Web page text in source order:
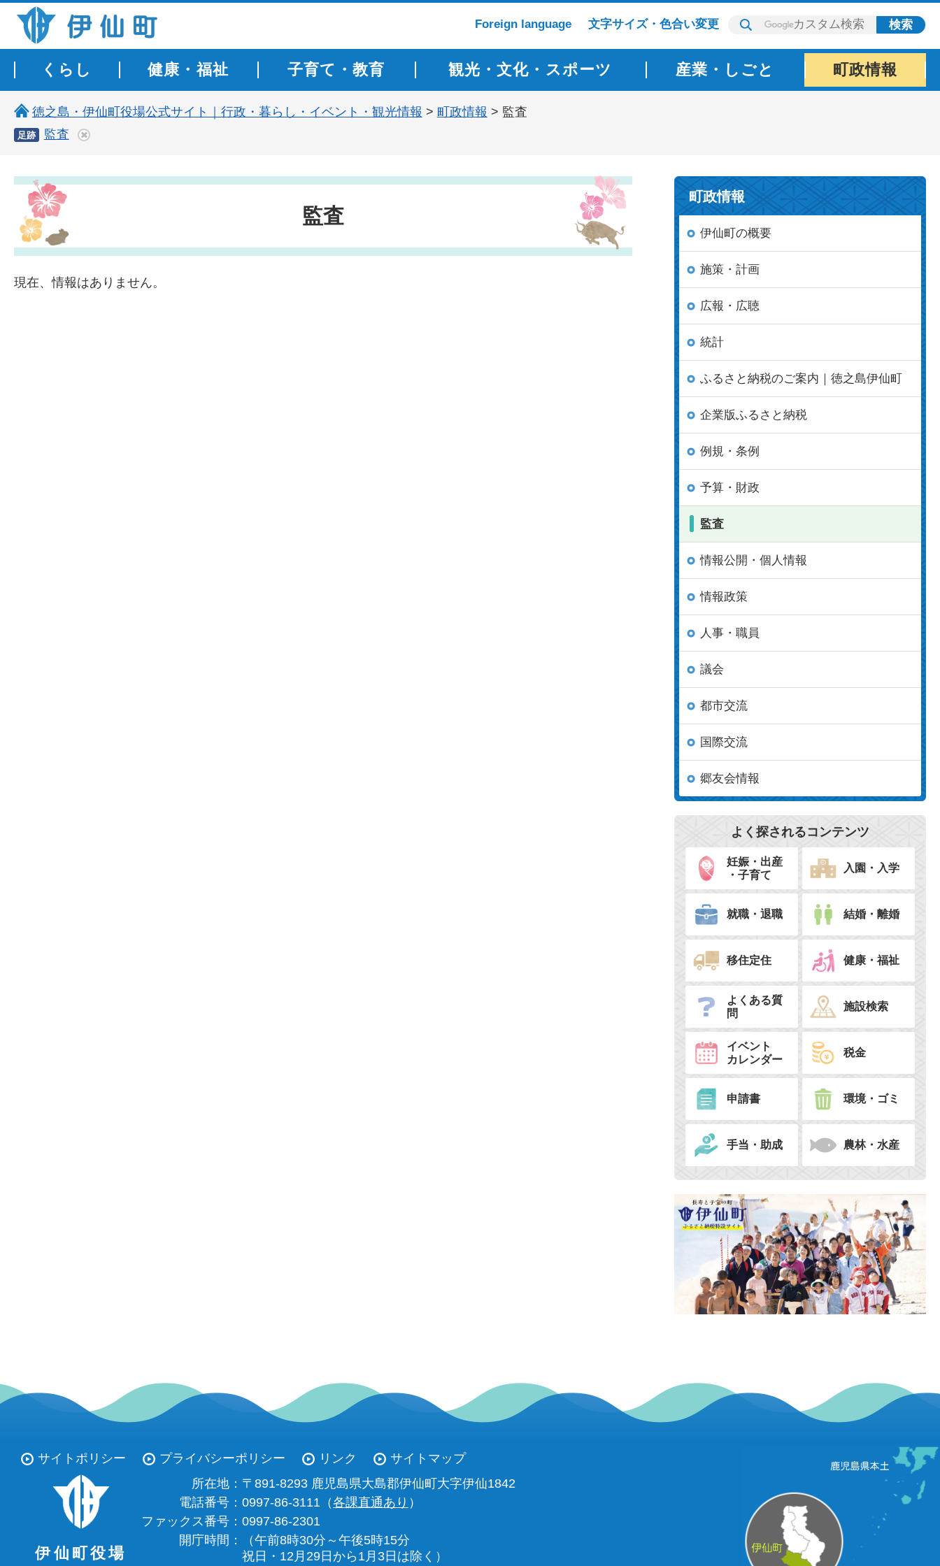
伊仙町 健康・長寿と子宝の町 Foreign language 文字サイズ・色合い変更
くらし 健康・福祉 子育て・教育 観光・文化・スポーツ 産業・しごと 町政情報
徳之島・伊仙町役場公式サイト｜行政・暮らし・イベント・観光情報 > 町政情報 > 監査
足跡 監査
監査
現在、情報はありません。
町政情報
伊仙町の概要
施策・計画
広報・広聴
統計
ふるさと納税のご案内｜徳之島伊仙町
企業版ふるさと納税
例規・条例
予算・財政
監査
情報公開・個人情報
情報政策
人事・職員
議会
都市交流
国際交流
郷友会情報
よく探されるコンテンツ
妊娠・出産
・子育て
入園・入学
就職・退職 結婚・離婚
移住定住 健康・福祉
よくある質
問
施設検索
イベント
カレンダー
税金
申請書 環境・ゴミ
手当・助成 農林・水産
サイトポリシー プライバシーポリシー リンク サイトマップ
伊仙町役場
所在地： 〒891-8293 鹿児島県大島郡伊仙町大字伊仙1842
電話番号： 0997-86-3111（各課直通あり ）
ファックス番号： 0997-86-2301
開庁時間：
（午前8時30分～午後5時15分
祝日・12月29日から1月3日は除く）